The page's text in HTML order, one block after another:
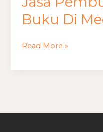
Buku Di
Read More »